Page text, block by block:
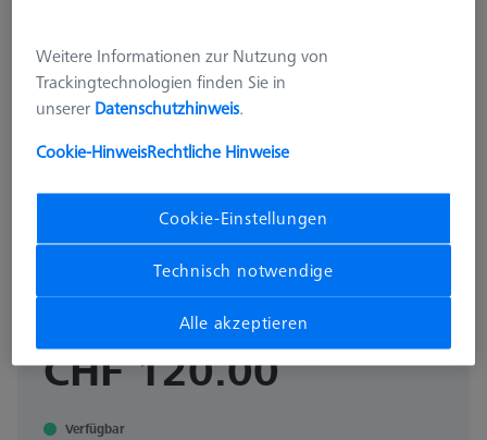
Cookbook Statistik, Deutsche
600033-2021-013
Dieses Produkt wurde noch nicht bewertet.
CHF 120.00 zzgl. USt.
Verfügbar
Weitere Informationen zur Nutzung von
Trackingtechnologien finden Sie in
unserer Datenschutzhinweis.
Cookie-HinweisRechtliche Hinweise
Cookie-Einstellungen
Technisch notwendige
Alle akzeptieren